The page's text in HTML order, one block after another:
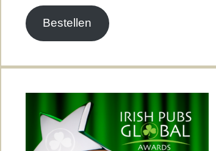
Bestellen